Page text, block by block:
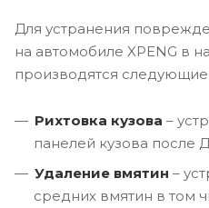
Для устранения
на автомобиле XPENG в
производятся
Рихтовка кузова –
панелей кузова после
Удаление вмятин –
средних вмятин в том